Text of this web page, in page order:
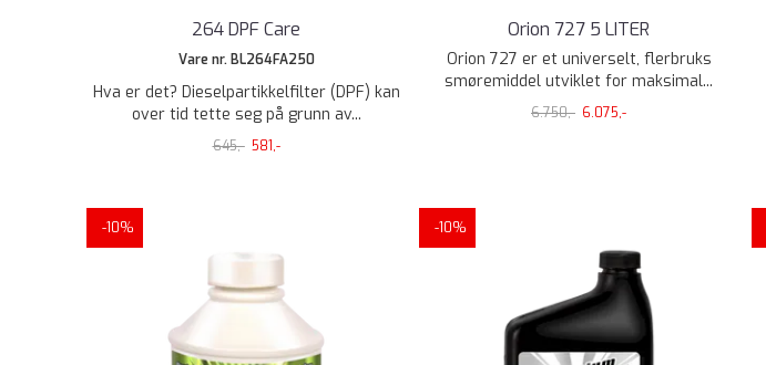
264 DPF Care
Vare nr. BL264FA250
Hva er det? Dieselpartikkelfilter (DPF) kan
over tid tette seg på grunn av...
645,- 581,-
Orion 727 5 LITER
Orion 727 er et universelt, flerbruks
smøremiddel utviklet for maksimal...
6.750,- 6.075,-
-10% -10%